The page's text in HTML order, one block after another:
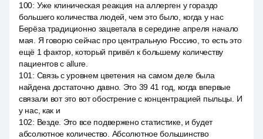
100: Уже клиническая реакция на аллерген у гораздо
большего количества людей, чем это было, когда у нас
Берёза традиционно зацветала в середине апреля начало
мая. Я говорю сейчас про центральную Россию, то есть это
ещё 1 фактор, который привёл к большему количеству
пациентов с allure.
101 : Связь с уровнем цветения на самом деле была
найдена достаточно давно. Это 39 41 год, когда впервые
связали вот это вот обострение с концентрацией пыльцы. И
у нас, как и
102: Везде. Это все подвержено статистике, и будет
абсолютное количество. Абсолютное большинство